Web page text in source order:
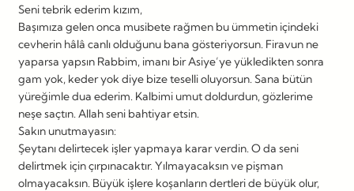
Seni tebrik ederim kızım,
Başımıza gelen onca musibete rağmen bu ümmetin içindeki
cevherin hâlâ canlı olduğunu bana gösteriyorsun. Firavun ne
yaparsa yapsın Rabbim, imanı bir Asiye’ye yükledikten sonra
gam yok, keder yok diye bize teselli oluyorsun. Sana bütün
yüreğimle dua ederim. Kalbimi umut doldurdun, gözlerime
neşe saçtın. Allah seni bahtiyar etsin.
Sakın unutmayasın:
Şeytanı delirtecek işler yapmaya karar verdin. O da seni
delirtmek için çırpınacaktır. Yılmayacaksın ve pişman
olmayacaksın. Büyük işlere koşanların dertleri de büyük olur,